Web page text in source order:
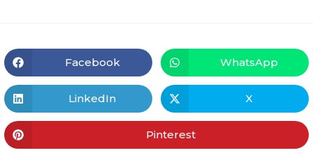
Facebook WhatsApp
LinkedIn X
Pinterest